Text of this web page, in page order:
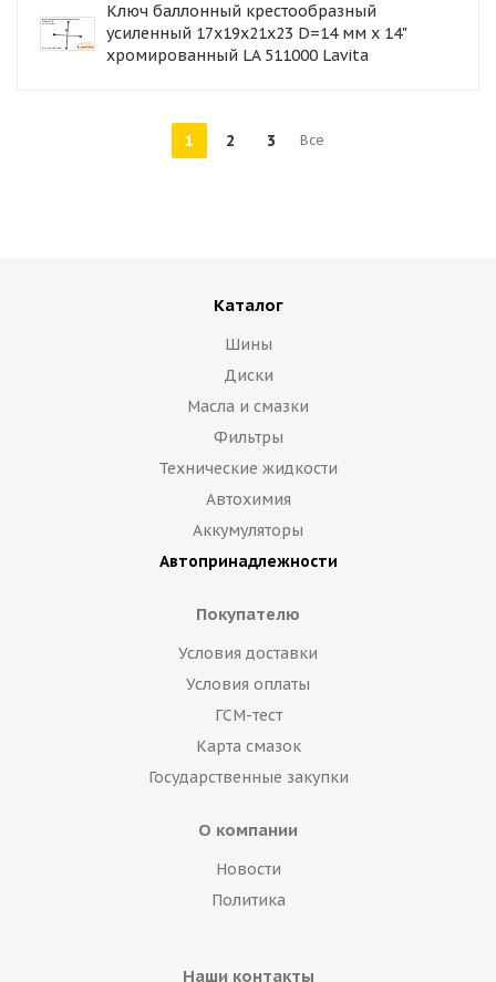
Ключ баллонный крестообразный
усиленный 17x19x21x23 D=14 мм x 14"
хромированный LA 511000 Lavita
1 2 3 Все
Каталог
Шины
Диски
Масла и смазки
Фильтры
Технические жидкости
Автохимия
Аккумуляторы
Автопринадлежности
Покупателю
Условия доставки
Условия оплаты
ГСМ-тест
Карта смазок
Государственные закупки
О компании
Новости
Политика
Наши контакты